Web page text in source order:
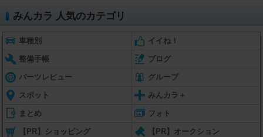
みんカラ 人気のカテゴリ
車種別 イイね！
整備手帳 ブログ
パーツレビュー グループ
スポット みんカラ＋
まとめ フォト
【PR】ショッピング 【PR】オークション